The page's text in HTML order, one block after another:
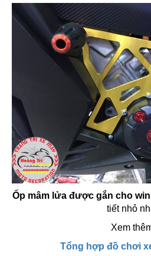
Ốp mâm lửa được gắn cho
tiết nhỏ
Xem
Tổng hợp đồ chơi